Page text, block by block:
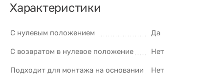
Характеристики
С нулевым положением Да
С возвратом в нулевое положение Нет
Подходит для монтажа на основании Нет